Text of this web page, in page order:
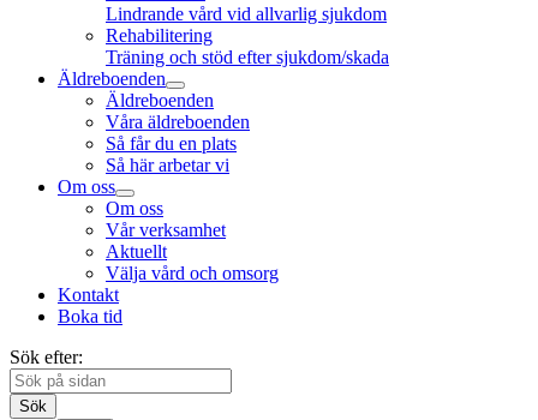
Lindrande vård vid allvarlig sjukdom
Rehabilitering
Träning och stöd efter sjukdom/skada
Äldreboenden
Äldreboenden
Våra äldreboenden
Så får du en plats
Så här arbetar vi
Om oss
Om oss
Vår verksamhet
Aktuellt
Välja vård och omsorg
Kontakt
Boka tid
Sök efter:
Sök